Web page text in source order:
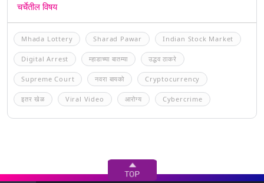
चर्चेतील विषय
Mhada Lottery Sharad Pawar Indian Stock Market
Digital Arrest म्हाडाच्या बातम्या उद्धव ठाकरे
Supreme Court नवरा बायको Cryptocurrency
इतर खेळ Viral Video आरोग्य Cybercrime